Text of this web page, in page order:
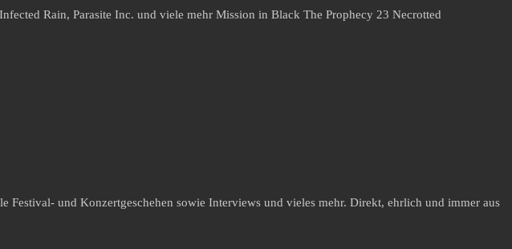
Rain, Parasite Inc. und viele mehr Mission in Black The Prophecy 23 Necrotted
und Konzertgeschehen sowie Interviews und vieles mehr. Direkt, ehrlich und immer aus